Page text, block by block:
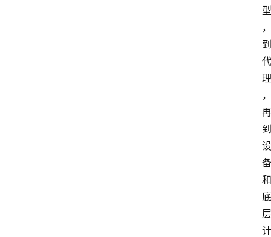
型
，
到
代
理
，
再
到
设
备
和
底
层
计